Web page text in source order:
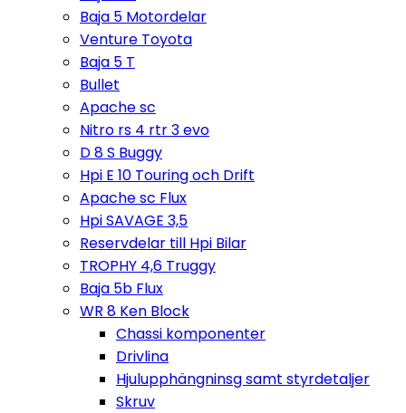
Baja 5 Motordelar
Venture Toyota
Baja 5 T
Bullet
Apache sc
Nitro rs 4 rtr 3 evo
D 8 S Buggy
Hpi E 10 Touring och Drift
Apache sc Flux
Hpi SAVAGE 3,5
Reservdelar till Hpi Bilar
TROPHY 4,6 Truggy
Baja 5b Flux
WR 8 Ken Block
Chassi komponenter
Drivlina
Hjulupphängninsg samt styrdetaljer
Skruv